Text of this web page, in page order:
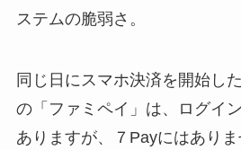
ステムの脆弱さ。
同じ日にスマホ決済を開始し
の「ファミペイ」は、ログイ
ありますが、７Payにはありま